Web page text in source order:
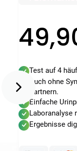
Test auf 4
Auch ohne
Partnern.
Einfache
Laboranalyse
Ergebnisse